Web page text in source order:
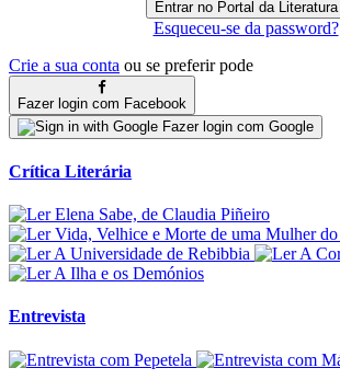
Esqueceu-se da password?
Crie a sua conta ou se preferir pode
Fazer login com Facebook
Fazer login com Google
Crítica Literária
Entrevista